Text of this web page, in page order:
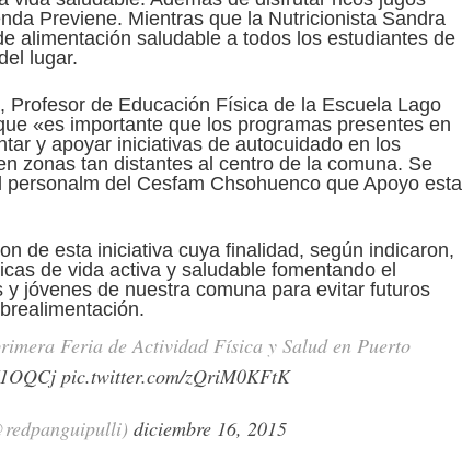
Previene. Mientras que la Nutricionista Sandra
alimentación saludable a todos los estudiantes de
lugar.
Profesor de Educación Física de la Escuela Lago
«es importante que los programas presentes en
y apoyar iniciativas de autocuidado en los
zonas tan distantes al centro de la comuna. Se
del Cesfam Chsohuenco que Apoyo esta
de esta iniciativa cuya finalidad, según indicaron,
de vida activa y saludable fomentando el
jóvenes de nuestra comuna para evitar futuros
Feria de Actividad Física y Salud en Puerto
pic.twitter.com/zQriM0KFtK
diciembre 16, 2015